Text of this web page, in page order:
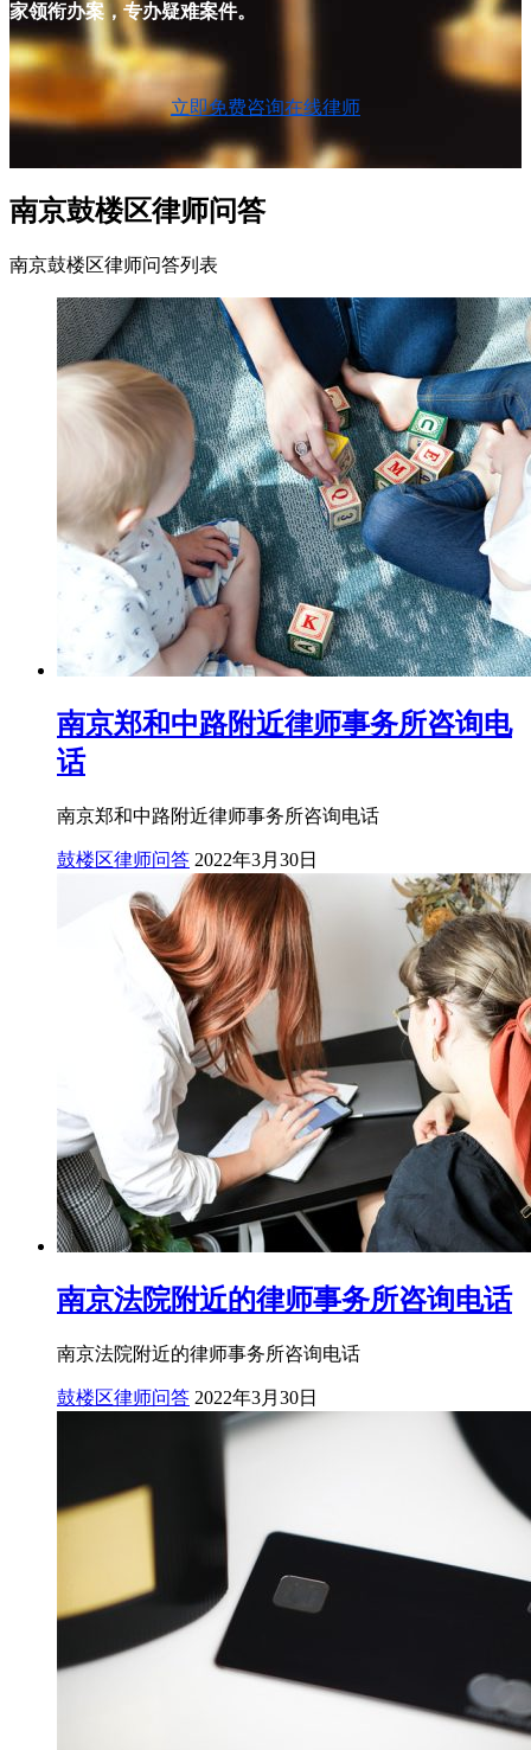
家领衔办案，专办疑难案件。
立即免费咨询在线律师
南京鼓楼区律师问答
南京鼓楼区律师问答列表
南京郑和中路附近律师事务所咨询电
话
南京郑和中路附近律师事务所咨询电话
鼓楼区律师问答 2022年3月30日
南京法院附近的律师事务所咨询电话
南京法院附近的律师事务所咨询电话
鼓楼区律师问答 2022年3月30日